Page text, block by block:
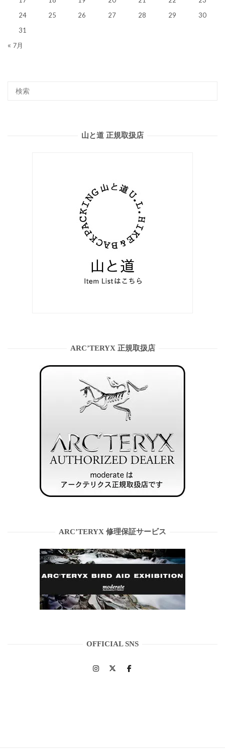
24
25 26 27 28 29
30
31
« 7月
山と道 正規取扱店
ARC’TERYX 正規取扱店
ARC’TERYX 修理保証サービス
OFFICIAL SNS